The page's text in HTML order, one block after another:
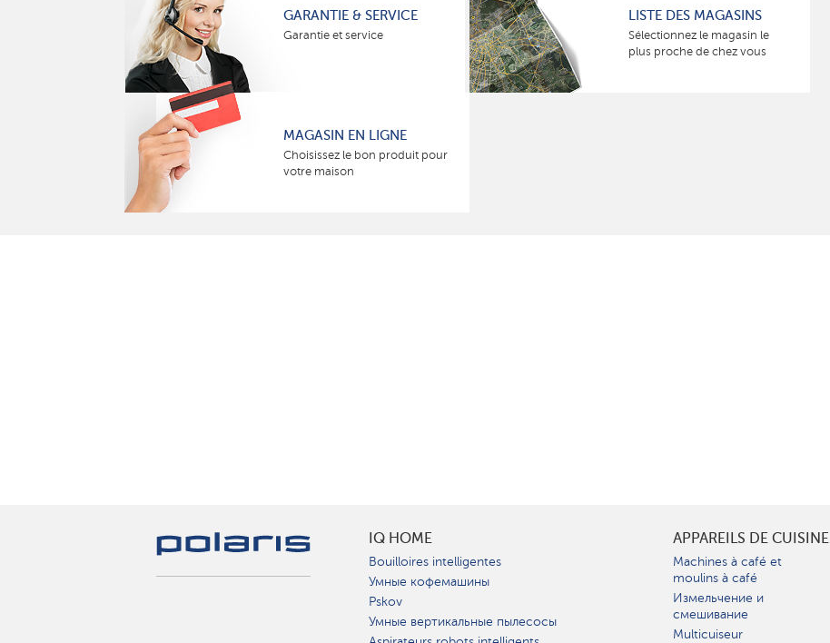
GARANTIE & SERVICE
Garantie et service
LISTE DES MAGASINS
Sélectionnez le magasin le
plus proche de chez vous
MAGASIN EN LIGNE
Choisissez le bon produit pour
votre maison
IQ HOME
Bouilloires intelligentes
Умные кофемашины
Pskov
Умные вертикальные пылесосы
APPAREILS DE CUISINE
Machines à café et
moulins à café
Измельчение и
смешивание
Multicuiseur